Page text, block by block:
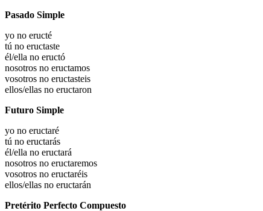
Pasado Simple
yo no eructé
tú no eructaste
él/ella no eructó
nosotros no eructamos
vosotros no eructasteis
ellos/ellas no eructaron
Futuro Simple
yo no eructaré
tú no eructarás
él/ella no eructará
nosotros no eructaremos
vosotros no eructaréis
ellos/ellas no eructarán
Pretérito Perfecto Compuesto